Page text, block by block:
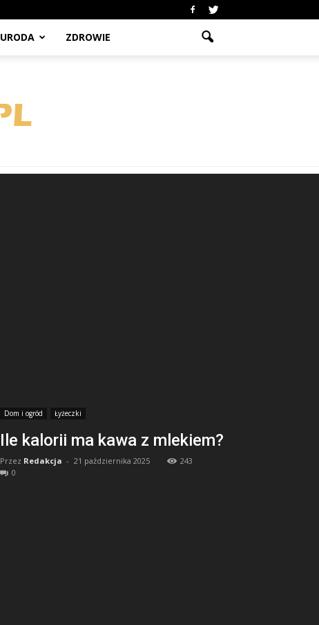
URODA ZDROWIE
Dom i ogród Łyżeczki
Ile kalorii ma kawa z mlekiem?
Przez Redakcja - 21 października 2025
243
0